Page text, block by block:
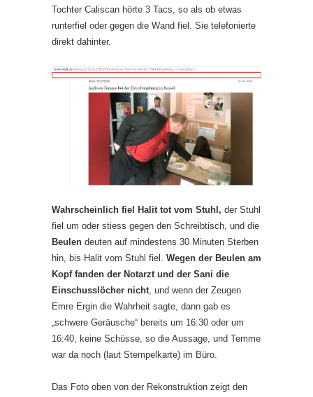
Tochter Caliscan hörte 3 Tacs, so als ob etwas
runterfiel oder gegen die Wand fiel. Sie telefonierte
direkt dahinter.
Wahrscheinlich fiel Halit tot vom Stuhl, der Stuhl
fiel um oder stiess gegen den Schreibtisch, und die
Beulen deuten auf mindestens 30 Minuten Sterben
hin, bis Halit vom Stuhl fiel. Wegen der Beulen am
Kopf fanden der Notarzt und der Sani die
Einschusslöcher nicht, und wenn der Zeugen
Emre Ergin die Wahrheit sagte, dann gab es
„schwere Geräusche“ bereits um 16:30 oder um
16:40, keine Schüsse, so die Aussage, und Temme
war da noch (laut Stempelkarte) im Büro.
Das Foto oben von der Rekonstruktion zeigt den